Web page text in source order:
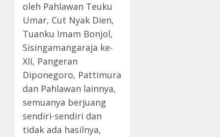
oleh Pahlawan Teuku
Umar, Cut Nyak Dien,
Tuanku Imam Bonjol,
Sisingamangaraja ke-
XII, Pangeran
Diponegoro, Pattimura
dan Pahlawan lainnya,
semuanya berjuang
sendiri-sendiri dan
tidak ada hasilnya,